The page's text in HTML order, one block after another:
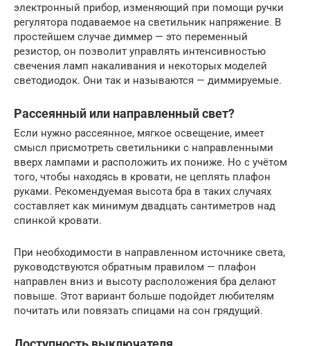
электронный прибор, изменяющий при помощи ручки
регулятора подаваемое на светильник напряжение. В
простейшем случае диммер — это переменный
резистор, он позволит управлять интенсивностью
свечения ламп накаливания и некоторых моделей
светодиодок. Они так и называются — диммируемые.
Рассеянный или направленный свет?
Если нужно рассеянное, мягкое освещение, имеет
смысл присмотреть светильники с направленными
вверх лампами и расположить их пониже. Но с учётом
того, чтобы находясь в кровати, не цеплять плафон
руками. Рекомендуемая высота бра в таких случаях
составляет как минимум двадцать сантиметров над
спинкой кровати.
При необходимости в направленном источнике света,
руководствуются обратным правилом — плафон
направлен вниз и высоту расположения бра делают
повыше. Этот вариант больше подойдет любителям
почитать или повязать спицами на сон грядущий.